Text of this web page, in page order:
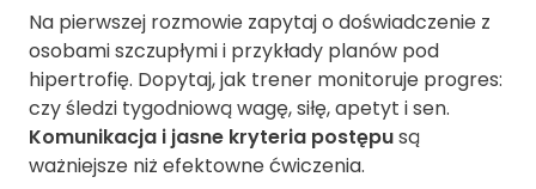
Na pierwszej rozmowie zapytaj o doświadczenie z
osobami szczupłymi i przykłady planów pod
hipertrofię. Dopytaj, jak trener monitoruje progres:
czy śledzi tygodniową wagę, siłę, apetyt i sen.
Komunikacja i jasne kryteria postępusą
ważniejsze niż efektowne ćwiczenia.